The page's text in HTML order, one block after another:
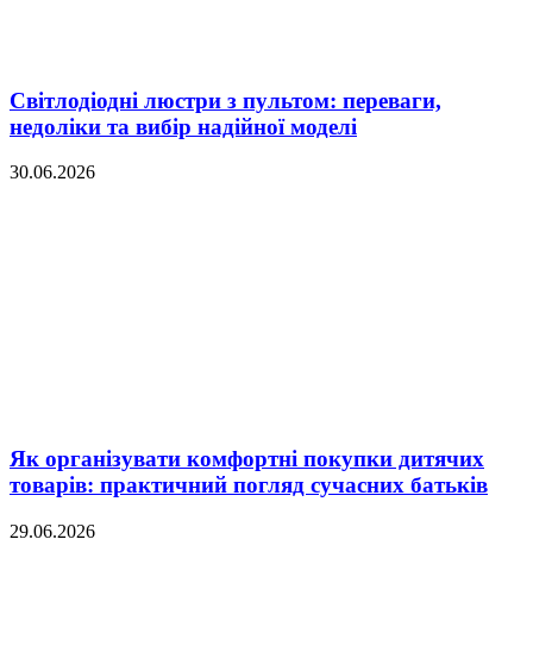
Світлодіодні люстри з пультом: переваги,
недоліки та вибір надійної моделі
30.06.2026
Як організувати комфортні покупки дитячих
товарів: практичний погляд сучасних батьків
29.06.2026